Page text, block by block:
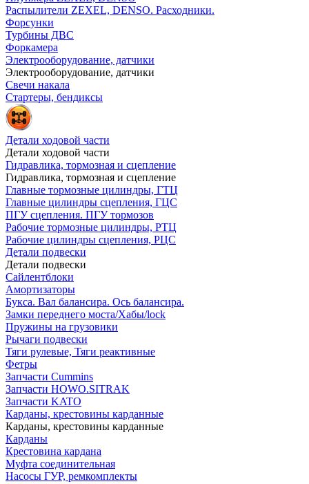
Распылители ZEXEL, DENSO. Расходники.
Форсунки
Турбины ДВС
Форкамера
Электрооборудование, датчики
Электрооборудование, датчики
Свечи накала
Стартеры, бендиксы
Детали ходовой части
Детали ходовой части
Гидравлика, тормозная и сцепление
Гидравлика, тормозная и сцепление
Главные тормозные цилиндры, ГТЦ
Главные цилиндры сцепления, ГЦС
ПГУ сцепления. ПГУ тормозов
Рабочие тормозные цилиндры, РТЦ
Рабочие цилиндры сцепления, РЦС
Детали подвески
Детали подвески
Cайлентблоки
Амортизаторы
Букса. Вал балансира. Ось балансира.
Замки переднего моста/Хабы/lock
Пружины на грузовики
Рычаги подвески
Тяги рулевые, Тяги реактивные
Фетры
Запчасти Cummins
Запчасти HOWO.SITRAK
Запчасти KATO
Карданы, крестовины карданные
Карданы, крестовины карданные
Карданы
Крестовина кардана
Муфта соединительная
Насосы ГУР, ремкомплекты